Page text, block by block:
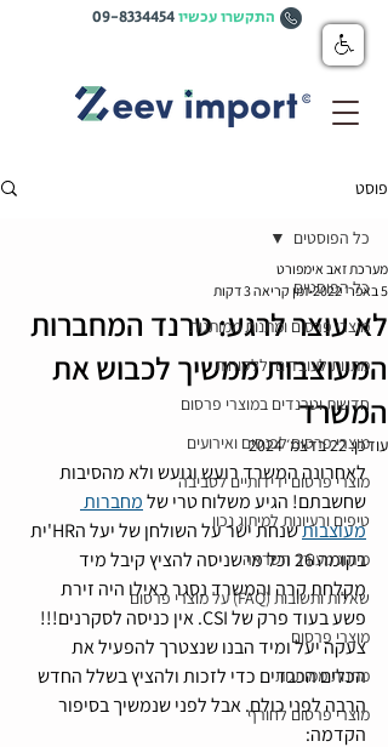
התקשרו עכשיו09-8334454
פוסט
כל הפוסטים
מוצרי פרסום ומתנות ממותגות
מתנות לעובדים וללקוחות
חדשות וטרנדים במוצרי פרסום
מוצרי פרסום לכנסים ואירועים
מוצרי פרסום ידידותיים לסביבה
טיפים ורעיונות למיתוג נכון
מיתוג מעורר השראה
שאלות ותשובות (FAQ) על מוצרי פרסום
מוצרי פרסום
מתנות ממותגות
מוצרי פרסום לחורף
כל הפוסטים
לא עוצר לרגע: טרנד המחברות
המעוצבות ממשיך לכבוש את
המשרד
מערכת זאב אימפורט
5 באפר׳ 2022
זמן קריאה 3 דקות
עודכן:22 בדצמ׳ 2024
לאחרונה המשרד רועש וגועש ולא מהסיבות
שחשבתם! הגיע משלוח טרי של מחברות
מעוצבות
שנחת ישר על השולחן של יעל הHR'ית
בקומה 26 וכל מי שניסה להציץ קיבל מיד
מקלחת קרה והמשרד נסגר כאילו היה זירת
פשע בעוד פרק של CSI. אין כניסה לסקרנים!!!
צעקה יעל ומיד הבנו שנצטרך להפעיל את
הכלים הכבדים כדי לזכות ולהציץ בשלל החדש
הרבה לפני כולם. אבל לפני שנמשיך בסיפור
הקדמה: